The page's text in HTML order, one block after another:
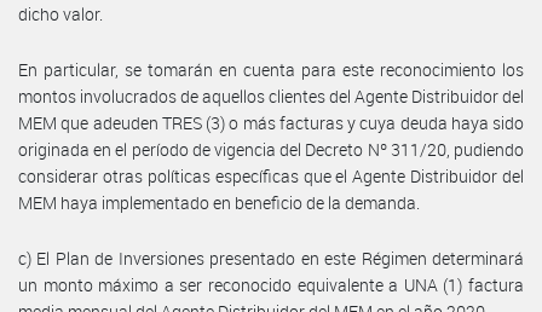
dicho valor.
En particular, se tomarán en cuenta para este reconocimiento los
montos involucrados de aquellos clientes del Agente Distribuidor del
MEM que adeuden TRES (3) o más facturas y cuya deuda haya sido
originada en el período de vigencia del Decreto Nº 311/20, pudiendo
considerar otras políticas específicas que el Agente Distribuidor del
MEM haya implementado en beneficio de la demanda.
c) El Plan de Inversiones presentado en este Régimen determinará
un monto máximo a ser reconocido equivalente a UNA (1) factura